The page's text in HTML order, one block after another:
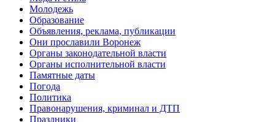
Молодежь
Образование
Объявления, реклама, публикации
Они прославили Воронеж
Органы законодательной власти
Органы исполнительной власти
Памятные даты
Погода
Политика
Правонарушения, криминал и ДТП
Праздники